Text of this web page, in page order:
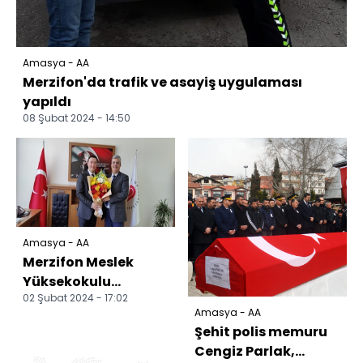
Amasya - AA
Merzifon'da trafik ve asayiş uygulaması
yapıldı
08 Şubat 2024 - 14:50
Amasya - AA
Merzifon Meslek
Yüksekokulu
Müdürlüğüne Onur
02 Şubat 2024 - 17:02
Amasya - AA
Şehit polis memuru
Cengiz Parlak,